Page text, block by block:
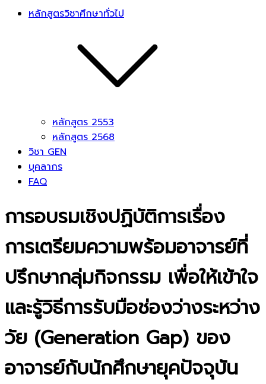
หลักสูตรวิชาศึกษาทั่วไป
หลักสูตร 2553
หลักสูตร 2568
วิชา GEN
บุคลากร
FAQ
การอบรมเชิงปฏิบัติการเรื่อง
การเตรียมความพร้อมอาจารย์ที่
ปรึกษากลุ่มกิจกรรม เพื่อให้เข้าใจ
และรู้วิธีการรับมือช่องว่างระหว่าง
วัย (Generation Gap) ของ
อาจารย์กับนักศึกษายุคปัจจุบัน